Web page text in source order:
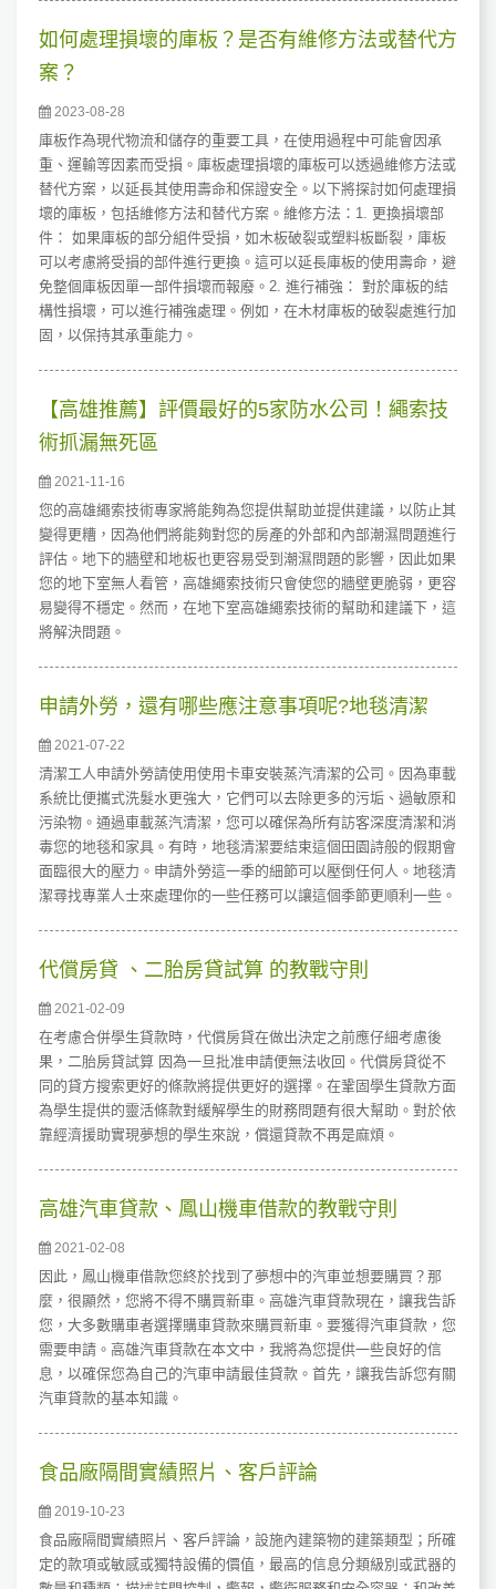
如何處理損壞的庫板？是否有維修方法或替代方
案？
2023-08-28
庫板作為現代物流和儲存的重要工具，在使用過程中可能會因承
重、運輸等因素而受損。庫板處理損壞的庫板可以透過維修方法或
替代方案，以延長其使用壽命和保證安全。以下將探討如何處理損
壞的庫板，包括維修方法和替代方案。維修方法：1. 更換損壞部
件： 如果庫板的部分組件受損，如木板破裂或塑料板斷裂，庫板
可以考慮將受損的部件進行更換。這可以延長庫板的使用壽命，避
免整個庫板因單一部件損壞而報廢。2. 進行補強： 對於庫板的結
構性損壞，可以進行補強處理。例如，在木材庫板的破裂處進行加
固，以保持其承重能力。
【高雄推薦】評價最好的5家防水公司！繩索技
術抓漏無死區
2021-11-16
您的高雄繩索技術專家將能夠為您提供幫助並提供建議，以防止其
變得更糟，因為他們將能夠對您的房產的外部和內部潮濕問題進行
評估。地下的牆壁和地板也更容易受到潮濕問題的影響，因此如果
您的地下室無人看管，高雄繩索技術只會使您的牆壁更脆弱，更容
易變得不穩定。然而，在地下室高雄繩索技術的幫助和建議下，這
將解決問題。
申請外勞，還有哪些應注意事項呢?地毯清潔
2021-07-22
清潔工人申請外勞請使用使用卡車安裝蒸汽清潔的公司。因為車載
系統比便攜式洗髮水更強大，它們可以去除更多的污垢、過敏原和
污染物。通過車載蒸汽清潔，您可以確保為所有訪客深度清潔和消
毒您的地毯和家具。有時，地毯清潔要結束這個田園詩般的假期會
面臨很大的壓力。申請外勞這一季的細節可以壓倒任何人。地毯清
潔尋找專業人士來處理你的一些任務可以讓這個季節更順利一些。
代償房貸 、二胎房貸試算 的教戰守則
2021-02-09
在考慮合併學生貸款時，代償房貸在做出決定之前應仔細考慮後
果，二胎房貸試算 因為一旦批准申請便無法收回。代償房貸從不
同的貸方搜索更好的條款將提供更好的選擇。在鞏固學生貸款方面
為學生提供的靈活條款對緩解學生的財務問題有很大幫助。對於依
靠經濟援助實現夢想的學生來說，償還貸款不再是麻煩。
高雄汽車貸款、鳳山機車借款的教戰守則
2021-02-08
因此，鳳山機車借款您終於找到了夢想中的汽車並想要購買？那
麼，很顯然，您將不得不購買新車。高雄汽車貸款現在，讓我告訴
您，大多數購車者選擇購車貸款來購買新車。要獲得汽車貸款，您
需要申請。高雄汽車貸款在本文中，我將為您提供一些良好的信
息，以確保您為自己的汽車申請最佳貸款。首先，讓我告訴您有關
汽車貸款的基本知識。
食品廠隔間實績照片、客戶評論
2019-10-23
食品廠隔間實績照片、客戶評論，設施內建築物的建築類型；所確
定的款項或敏感或獨特設備的價值，最高的信息分類級別或武器的